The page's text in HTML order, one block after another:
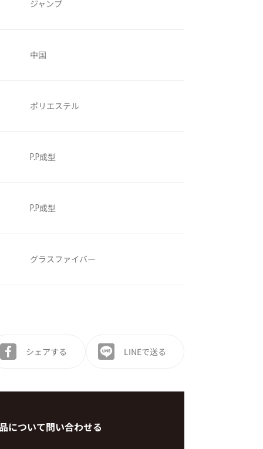
ジャンプ
中国
ポリエステル
P.P成型
P.P成型
グラスファイバー
シェアする LINEで送る
について問い合わせる